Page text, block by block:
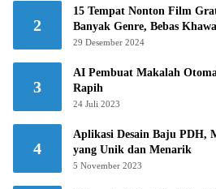
2
15 Tempat Nonton Film
Banyak Genre, Bebas
29 Desember 2024
3
AI Pembuat Makalah
Rapih
24 Juli 2023
4
Aplikasi Desain Baju PDH,
yang Unik dan Menarik
5 November 2023